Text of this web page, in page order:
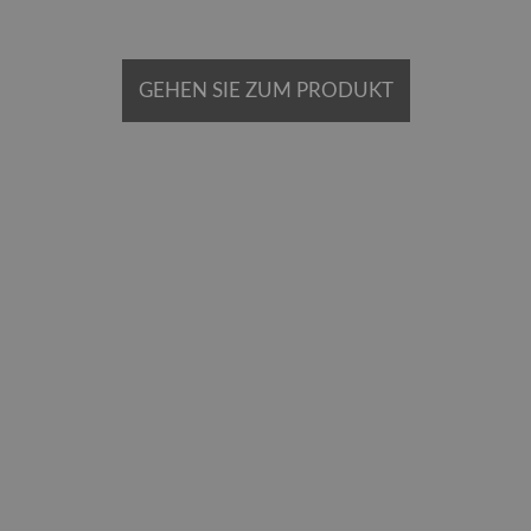
GEHEN SIE ZUM PRODUKT